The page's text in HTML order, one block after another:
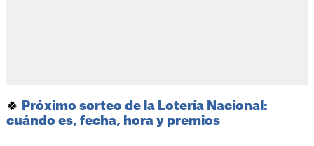
🍀
Próximo sorteo de la Lotería Nacional:
cuándo es, fecha, hora y premios